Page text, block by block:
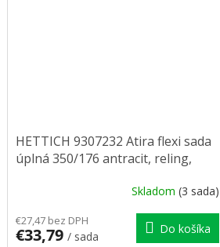
HETTICH 9307232 Atira flexi sada
úplná 350/176 antracit, reling,
Skladom (3 sada)
€27,47 bez DPH
€33,79 / sada
Do košíka